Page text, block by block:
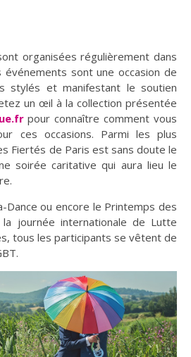
organisées régulièrement dans
événements sont une occasion de
stylés et manifestant le soutien
un œil à la collection présentée
pour connaître comment vous
ces occasions. Parmi les plus
Fiertés de Paris est sans doute le
soirée caritative qui aura lieu le
Dance ou encore le Printemps des
journée internationale de Lutte
tous les participants se vêtent de